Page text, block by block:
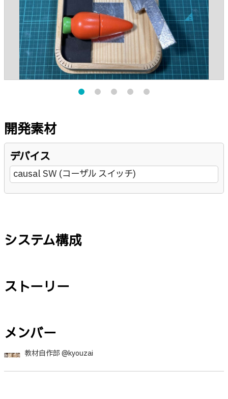
開発素材
デバイス
causal SW (コーザル スイッチ)
システム構成
ストーリー
メンバー
教材自作部 @kyouzai